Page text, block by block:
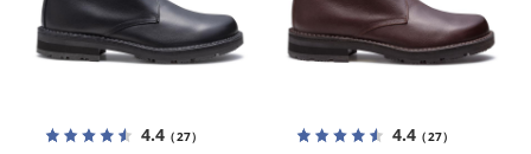
4.4（27） 4.4（27）